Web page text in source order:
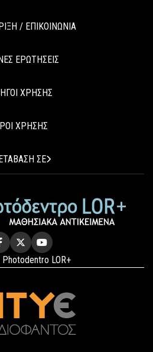
/ ΕΠΙΚΟΙΝΩΝΙΑ
ΕΡΩΤΗΣΕΙΣ
ΧΡΗΣΗΣ
ΧΡΗΣΗΣ
ΣΕ
LOR+